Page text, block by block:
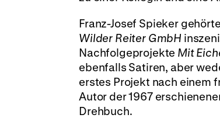
Franz-Josef Spieker
Wilder Reiter GmbH
Nachfolgeprojekte Mit
ebenfalls Satiren, aber
erstes Projekt nach einem
Autor der 1967
Drehbuch.